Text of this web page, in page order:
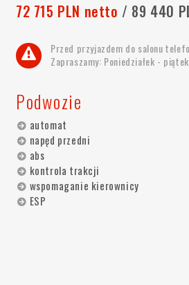
72 715 PLN netto / 89 440
Przed przyjazdem do salonu
Zapraszamy: Poniedziałek -
Podwozie
automat
napęd przedni
abs
kontrola trakcji
wspomaganie kierownicy
ESP